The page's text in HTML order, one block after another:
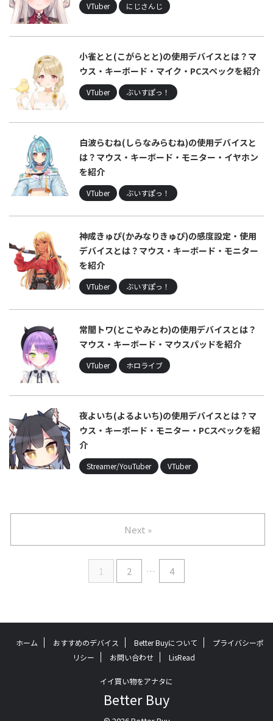
VTuber にじさんじ
小雀とと(こがらとと)の使用デバイスとは？マ
ウス・キーボード・マイク・PCスペックを紹介
VTuber ぶいすぽっ！
白波らむね(しらなみらむね)の使用デバイスと
は？マウス・キーボード・モニター・イヤホン
を紹介
VTuber ぶいすぽっ！
神成きゅぴ(かみなりきゅぴ)の感度設定・使用
デバイスとは？マウス・キーボード・モニター
を紹介
VTuber ぶいすぽっ！
常闇トワ(とこやみとわ)の使用デバイスとは？
マウス・キーボード・マウスパッドを紹介
VTuber ホロライブ
夜よいち(よるよいち)の使用デバイスとは？マ
ウス・キーボード・モニター・PCスペックを紹
介
Streamer/YouTuber VTuber
1 2 … 4
Next »
ホーム おすすめのデバイス Better Buyについて
プライバシーポ
リシー
お問い合わせ LisRead
イイ買い物をアナタに
Better Buy